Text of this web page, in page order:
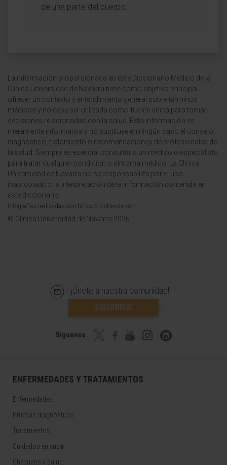
de una parte del cuerpo.
La información proporcionada en este Diccionario Médico de la
Clínica Universidad de Navarra tiene como objetivo principal
ofrecer un contexto y entendimiento general sobre términos
médicos y no debe ser utilizada como fuente única para tomar
decisiones relacionadas con la salud. Esta información es
meramente informativa y no sustituye en ningún caso el consejo,
diagnóstico, tratamiento o recomendaciones de profesionales de
la salud. Siempre es esencial consultar a un médico o especialista
para tratar cualquier condición o síntoma médico. La Clínica
Universidad de Navarra no se responsabiliza por el uso
inapropiado o la interpretación de la información contenida en
este diccionario.
Infografías realizadas con https://BioRender.com
© Clínica Universidad de Navarra 2026
¡Únete a nuestra comunidad!
SUSCRIBIRSE
Síguenos
ENFERMEDADES Y TRATAMIENTOS
Enfermedades
Pruebas diagnósticas
Tratamientos
Cuidados en casa
Chequeos y salud